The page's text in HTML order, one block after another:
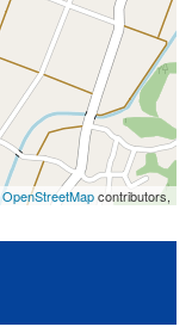
OpenStreetMapcontributors,